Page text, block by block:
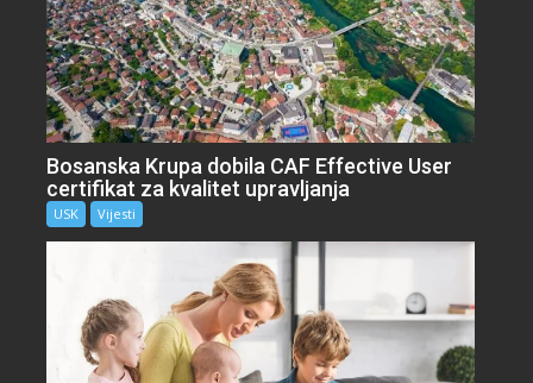
Bosanska Krupa dobila CAF Effective User
certifikat za kvalitet upravljanja
USK Vijesti